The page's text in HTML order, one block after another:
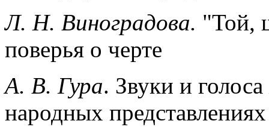
Л. Н. Виноградова. "Той,
поверья о черте
А. В. Гура. Звуки и
народных представлениях